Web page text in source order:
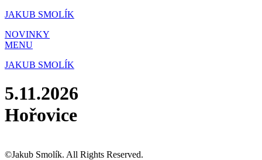
Přejít
obsahu
JAKUB SMOLÍK
NOVINKY
MENU
JAKUB SMOLÍK
5.11.2026
Hořovice
©Jakub Smolík. All Rights Reserved.